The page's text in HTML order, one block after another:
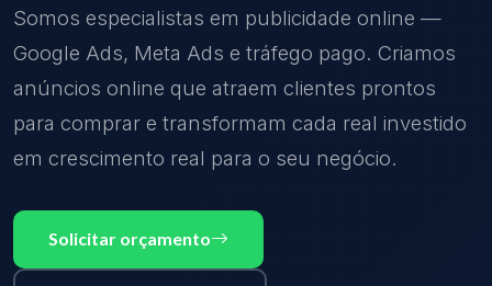
Somos especialistas em publicidade online —
Google Ads, Meta Ads e tráfego pago. Criamos
anúncios online que atraem clientes prontos
para comprar e transformam cada real investido
em crescimento real para o seu negócio.
Solicitar orçamento